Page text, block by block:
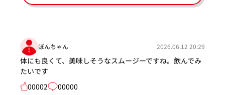
ぽんちゃん 2026.06.12 20:29
体にも良くて、美味しそうなスムージーですね。飲んでみ
たいです
00002
00000